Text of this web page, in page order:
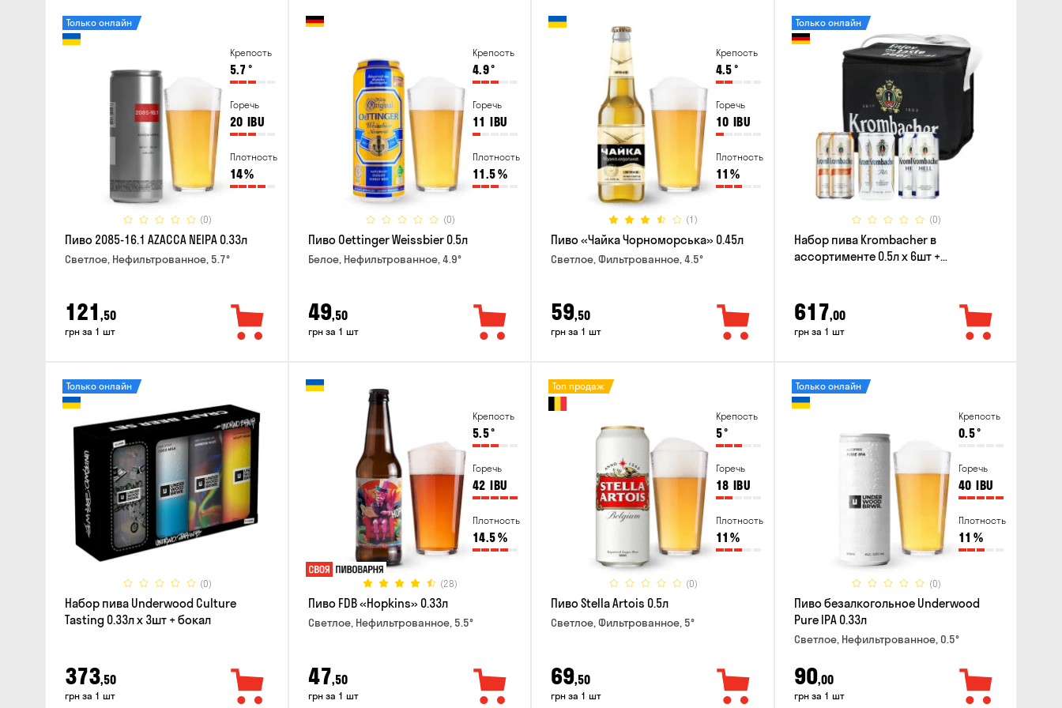
Крепость
5.7°
Горечь
20 IBU
Плотность
14%
(0)
Только онлайн
Пиво 2085-16.1 AZACCA NEIPA 0.33л
Светлое, Нефильтрованное, 5.7°
121 ,50
грн за 1 шт
Крепость
4.9°
Горечь
11 IBU
Плотность
11.5%
(0)
Пиво Oettinger Weissbier 0.5л
Белое, Нефильтрованное, 4.9°
49,50
грн за 1 шт
Крепость
4.5°
Горечь
10 IBU
Плотность
11 %
(1)
Пиво «Чайка Чорноморська» 0.45л
Светлое, Фильтрованное, 4.5°
59,50
грн за 1 шт
(0)
Только онлайн
Набор пива Krombacher в
ассортименте 0.5л х 6шт +
617,00
грн за 1 шт
(0)
Только онлайн
Набор пива Underwood Culture
Tasting 0.33л x 3шт + бокал
373,50
грн за 1 шт
Крепость
5.5°
Горечь
42 IBU
Плотность
14.5%
(28)
Пиво FDB «Hopkins» 0.33л
Светлое, Нефильтрованное, 5.5°
47,50
грн за 1 шт
Крепость
5°
Горечь
18 IBU
Плотность
11 %
(0)
Топ продаж
Пиво Stella Artois 0.5л
Светлое, Фильтрованное, 5°
69,50
грн за 1 шт
Крепость
0.5°
Горечь
40 IBU
Плотность
11 %
(0)
Только онлайн
Пиво безалкогольное Underwood
Pure IPA 0.33л
Светлое, Нефильтрованное, 0.5°
90,00
грн за 1 шт